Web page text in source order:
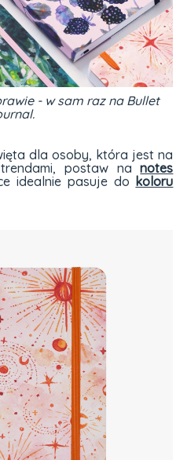
- w sam raz na Bullet
dla osoby, która jest na
trendami, postaw nanotes
idealnie pasuje do koloru